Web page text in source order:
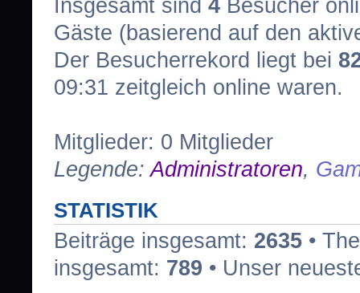
Insgesamt sind 4 Besucher
Gäste (basierend auf den
Der Besucherrekord liegt bei
09:31 zeitgleich online waren.
Mitglieder: 0 Mitglieder
Legende:Administratoren,
STATISTIK
Beiträge insgesamt: 2635 •
insgesamt: 789 • Unser